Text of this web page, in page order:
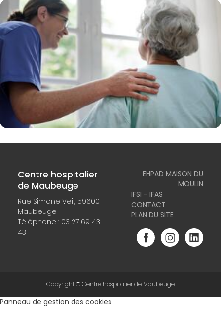
Centre hospitalier
de Maubeuge
Rue Simone Veil, 59600
Maubeuge
Téléphone : 03 27 69 43
43
EHPAD MAISON DU
MOULIN
IFSI - IFAS
CONTACT
PLAN DU SITE
Copyright © Centre hospitalier de Maubeuge
Panneau de gestion des cookies